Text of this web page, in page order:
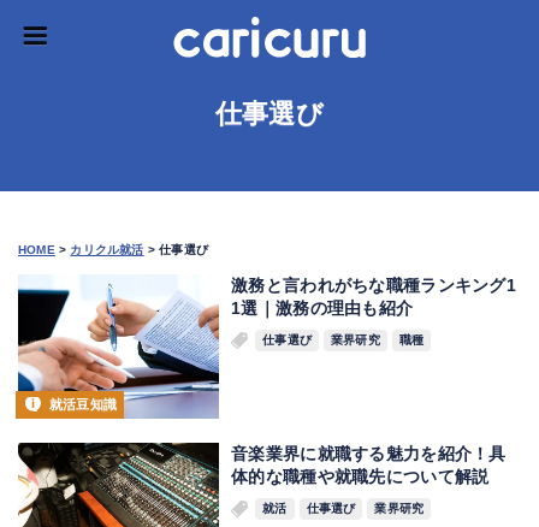
仕事選び
HOME > カリクル就活 >仕事選び
就活豆知識
激務と言われがちな職種ランキング1
1選｜激務の理由も紹介
仕事選び 業界研究 職種
音楽業界に就職する魅力を紹介！具
体的な職種や就職先について解説
就活 仕事選び 業界研究